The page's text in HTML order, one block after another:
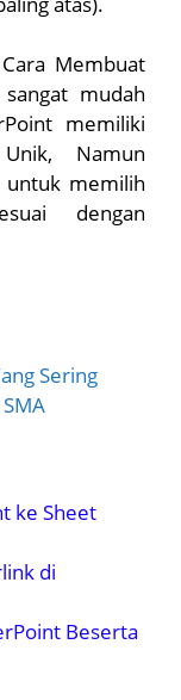
Membuat
mudah
memiliki
Namun
untuk memilih
dengan
Sering
ke Sheet
di
Beserta